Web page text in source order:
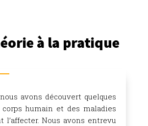
à la pratique
avons découvert quelques
humain et des maladies
l’affecter. Nous avons entrevu